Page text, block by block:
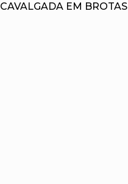
CAVALGADA EM BROTAS